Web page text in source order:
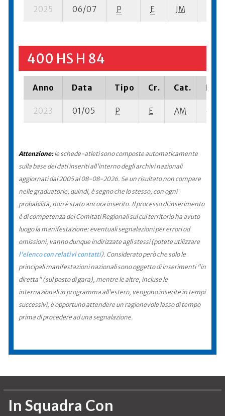
2025 06/07 P E JM
400 HS H 84
Anno Data Tipo Cr. Cat.
2023 01/05 P E AM 4 se-
Attenzione:le schede-atleti sono composte automaticamente
sulla base dei dati inseriti all'interno degli archivi nazionali
aggiornati dal 2005 al 08-08-2026. Se un risultato non compare
nelle graduatorie, quindi, è segno che lo stesso, con ogni
probabilità, non è stato ancora inserito. Il processo di inserimento
è di competenza dei Comitati Regionali sul cui territorio ha avuto
luogo la manifestazione: eventuali segnalazioni per errori od
omissioni, vanno dunque indirizzate agli stessi (potete utilizzare
l'elenco con relativi contatti). Considerato però che solo le
principali manifestazioni nazionali sono oggetto di inserimenti "in
diretta" (sul posto di gara), mentre le altre, incluse le
internazionali in programma all'estero, vengono inserite in tempi
successivi, è opportuno attendere un ragionevole lasso di tempo
prima di procedere ad una segnalazione.
In Squadra Con